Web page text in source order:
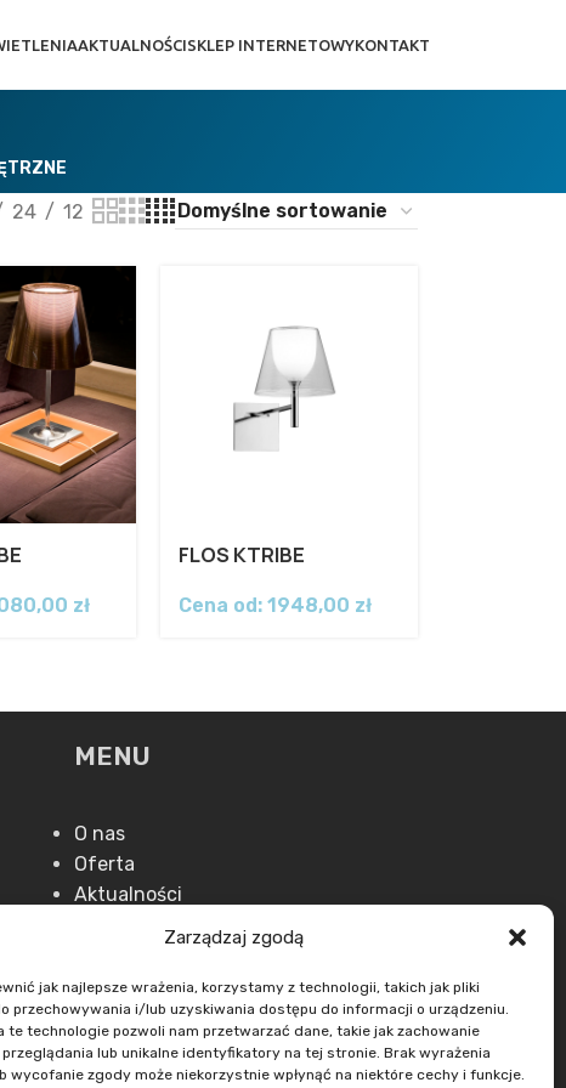
Zarządzaj zgodą
jak najlepsze wrażenia, korzystamy z technologii, takich jak pliki
przechowywania i/lub uzyskiwania dostępu do informacji o urządzeniu.
te technologie pozwoli nam przetwarzać dane, takie jak zachowanie
lub unikalne identyfikatory na tej stronie. Brak wyrażenia
wycofanie zgody może niekorzystnie wpłynąć na niektóre cechy i funkcje.
AKTUALNOŚCISKLEP INTERNETOWYKONTAKT
24 12
zł
FLOS KTRIBE
Cena od: 1948,00 zł
MENU
O nas
Oferta
Aktualności